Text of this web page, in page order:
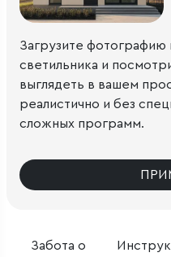
Забота о
Загрузите фотографию
светильника и
выглядеть в вашем
реалистично и без
сложных программ.